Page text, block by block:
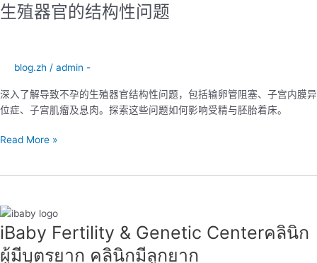
生殖器官的结构性问题
blog.zh / admin -
深入了解导致不孕的生殖器官结构性问题，包括输卵管阻塞、子宫内膜异
位症、子宫肌瘤及息肉。探索这些问题如何影响受精与胚胎着床。
器
问
题
Read More »
iBaby Fertility & Genetic Center​ คลินิก
ผู้มีบุตรยาก คลินิกมีลูกยาก